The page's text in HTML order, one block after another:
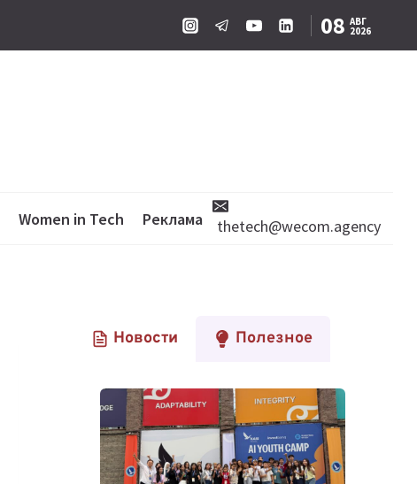
08 АВГ
2026
Women in Tech Реклама thetech@wecom.agency
Новости Полезное